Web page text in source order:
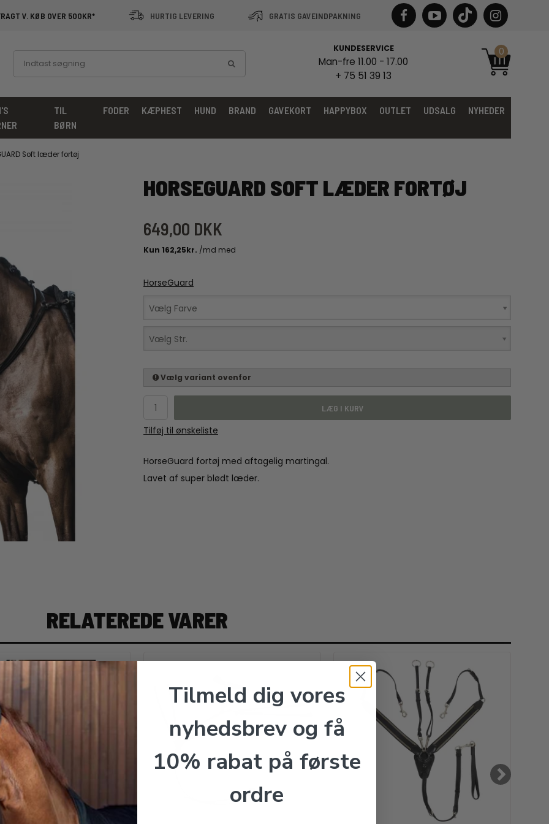
V. KØB OVER 500KR* HURTIG LEVERING GRATIS GAVEINDPAKNING
KUNDESERVICE
Man-fre 11.00 - 17.00
+ 75 51 39 13
0
TIL
BØRN
FODER KÆPHEST HUND BRAND GAVEKORT HAPPYBOX OUTLET UDSALG NYHEDER
Soft læder fortøj
HORSEGUARD SOFT LÆDER FORTØJ
649,00 DKK
HorseGuard
Vælg Farve
Vælg Str.
Vælg variant ovenfor
LÆG I KURV
Tilføj til ønskeliste
HorseGuard fortøj med aftagelig martingal.
Lavet af super blødt læder.
RELATEREDE VARER
Tilmeld dig vores
nyhedsbrev og få
10% rabat på første
ordre